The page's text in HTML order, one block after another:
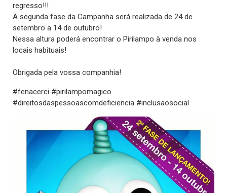
regresso!!!
A segunda fase da Campanha será realizada de 24 de
setembro a 14 de outubro!
Nessa altura poderá encontrar o Pirilampo à venda nos
locais habituais!
Obrigada pela vossa companhia!
#fenacerci #pirilampomagico
#direitosdaspessoascomdeficiencia #inclusaosocial